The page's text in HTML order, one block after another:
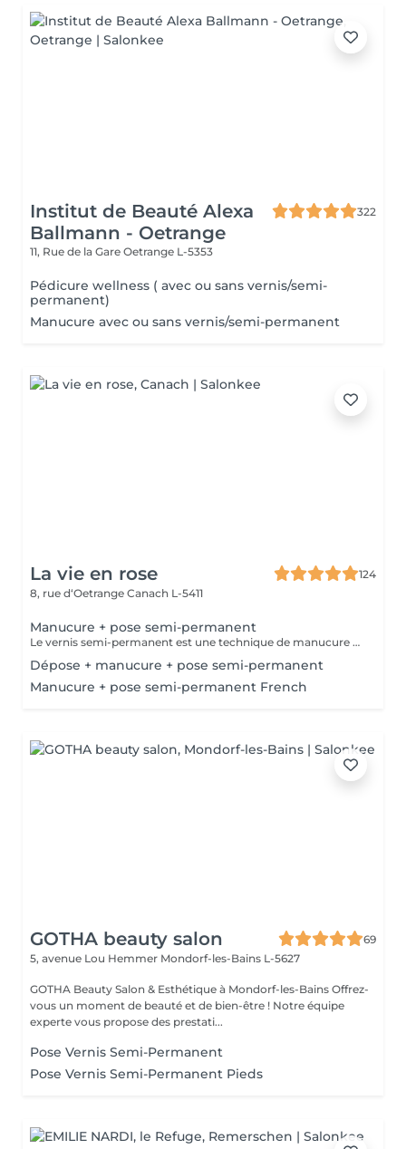
Institut de Beauté Alexa
Ballmann - Oetrange
322
11, Rue de la Gare Oetrange L-5353
Pédicure wellness ( avec ou sans vernis/semi-
permanent)
Manucure avec ou sans vernis/semi-permanent
La vie en rose
124
8, rue d‘Oetrange Canach L-5411
Manucure + pose semi-permanent
Le vernis semi-permanent est une technique de manucure qui permet de garder des ongles parfaitement laqués, sans écailles, jusqu´à 2-3 semaines.
Dépose + manucure + pose semi-permanent
Manucure + pose semi-permanent French
GOTHA beauty salon
69
5, avenue Lou Hemmer Mondorf-les-Bains L-5627
GOTHA Beauty Salon & Esthétique à Mondorf-les-Bains Offrez-
vous un moment de beauté et de bien-être ! Notre équipe
experte vous propose des prestati...
Pose Vernis Semi-Permanent
Pose Vernis Semi-Permanent Pieds